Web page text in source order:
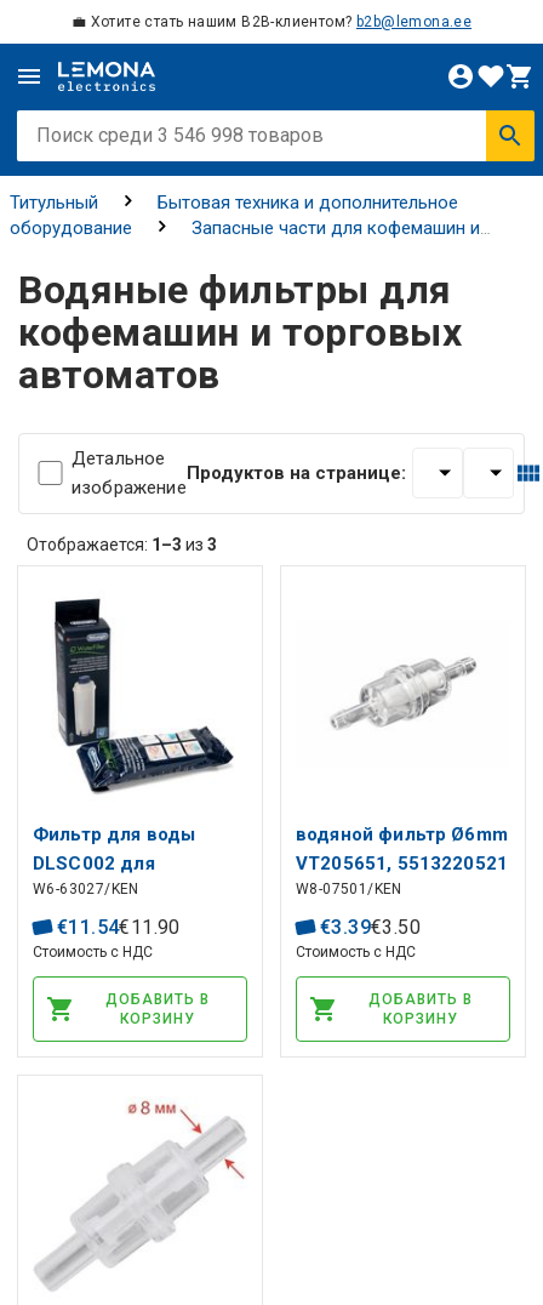
💼 Хотите стать нашим B2B-клиентом? b2b@lemona.ee
Титульный
Бытовая техника и дополнительное
оборудование
Запасные части для кофемашин и
и торговых автоматов
Водяные фильтры для
кофемашин и торговых
автоматов
Детальное
изображение
Продуктов на странице:
Отображается: 1–3 из 3
Фильтр для воды
DLSC002 для
кофемашин
5513292811, SER3017
DELONGHI
W6-63027/KEN
€11 .54€11 .90
Стоимость с НДС
ДОБАВИТЬ В
КОРЗИНУ
водяной фильтр Ø6mm
VT205651, 5513220521
DELONGHI для
кофеварки
W8-07501/KEN
€3.39€3 .50
Стоимость с НДС
ДОБАВИТЬ В
КОРЗИНУ